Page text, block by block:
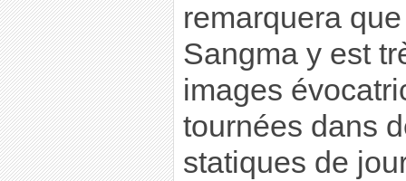
remarquera
Sangma y est
images
tournées dans
statiques de